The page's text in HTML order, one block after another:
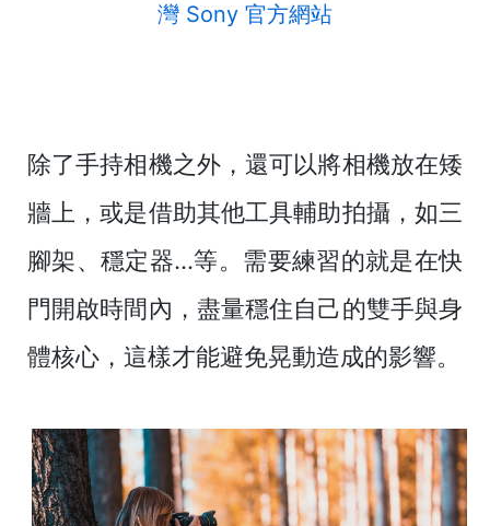
灣 Sony 官方網站
除了手持相機之外，還可以將相機放在矮
牆上，或是借助其他工具輔助拍攝，如三
腳架、穩定器...等。需要練習的就是在快
門開啟時間內，盡量穩住自己的雙手與身
體核心，這樣才能避免晃動造成的影響。